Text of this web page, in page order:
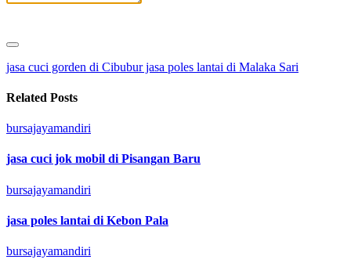
jasa cuci gorden di Cibuburjasa poles lantai di Malaka Sari
Related Posts
bursajayamandiri
jasa cuci jok mobil di Pisangan Baru
bursajayamandiri
jasa poles lantai di Kebon Pala
bursajayamandiri